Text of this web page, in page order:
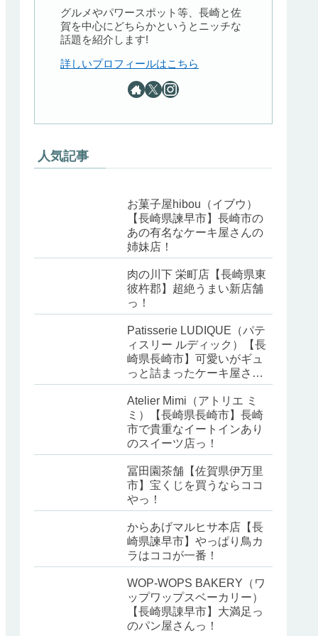
グルメやパワースポット等、長崎と佐
賀を中心にどちらかというとニッチな
話題を紹介します!
詳しいプロフィールはこちら
人気記事
お菓子屋hibou（イブウ）
【長崎県諫早市】長崎市の
あの有名なケーキ屋さんの
姉妹店！
肉の川下 栄町店【長崎県東
彼杵郡】超絶うまい新店舗
っ！
Patisserie LUDIQUE（パテ
ィスリー ルディック）【長
崎県長崎市】可愛いがギュ
っと詰まったケーキ屋さ
ん！
Atelier Mimi（アトリエ ミ
ミ）【長崎県長崎市】長崎
市で貴重なイートインあり
のスイーツ店っ！
冨田園茶舗【佐賀県伊万里
市】宝くじを買うならココ
やっ！
からあげマルヒサ本店【長
崎県諫早市】やっぱり鳥カ
ラはココが一番！
WOP-WOPS BAKERY（ワ
ップワップスベーカリー）
【長崎県諌早市】大満足っ
のパン屋さんっ！